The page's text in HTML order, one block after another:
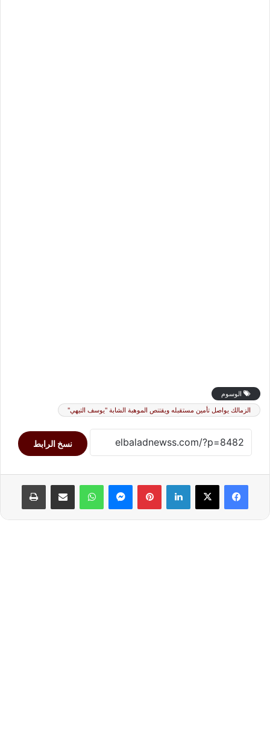
الوسوم
الزمالك يواصل تأمين مستقبله ويقتنص الموهبة الشابة "يوسف التيهي"
نسخ الرابط
لينكدإن بينتيريست واتساب